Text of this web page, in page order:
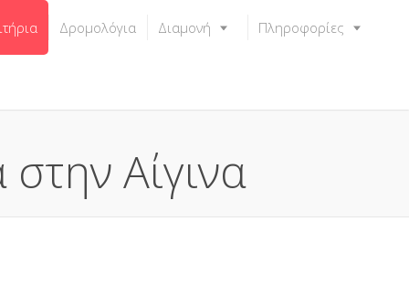
Δρομολόγια Διαμονή Πληροφορίες
Αίγινα